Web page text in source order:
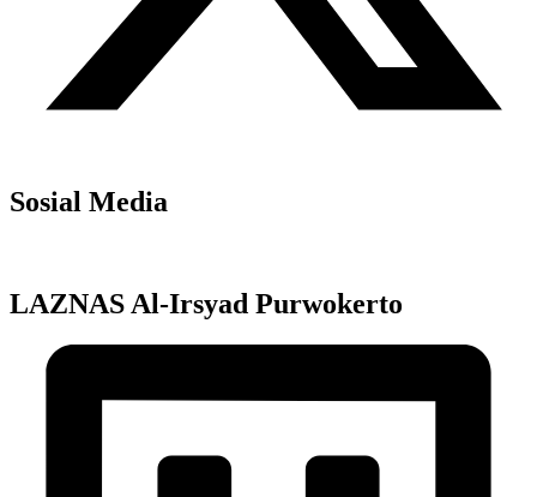
Sosial Media
LAZNAS Al-Irsyad Purwokerto